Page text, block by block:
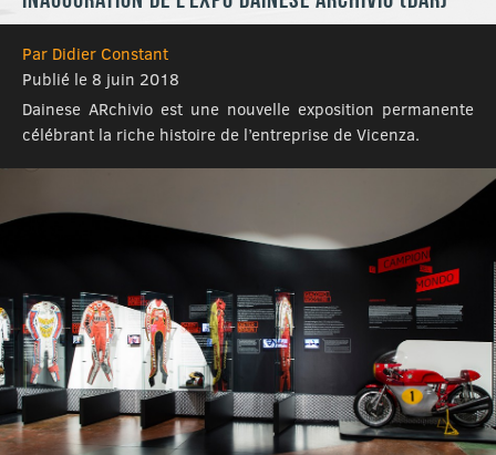
Par Didier Constant
Publié le 8 juin 2018
Dainese ARchivio est une nouvelle exposition permanente
célébrant la riche histoire de l’entreprise de Vicenza.